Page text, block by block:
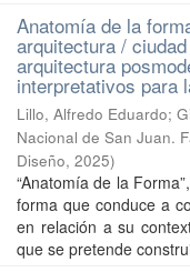
Anatomía de la
arquitectura /
arquitectura
interpretativos para
Lillo, Alfredo Eduardo;
Nacional de San Juan.
Diseño, 2025)
“Anatomía de la
forma que conduce a
en relación a su
que se pretende